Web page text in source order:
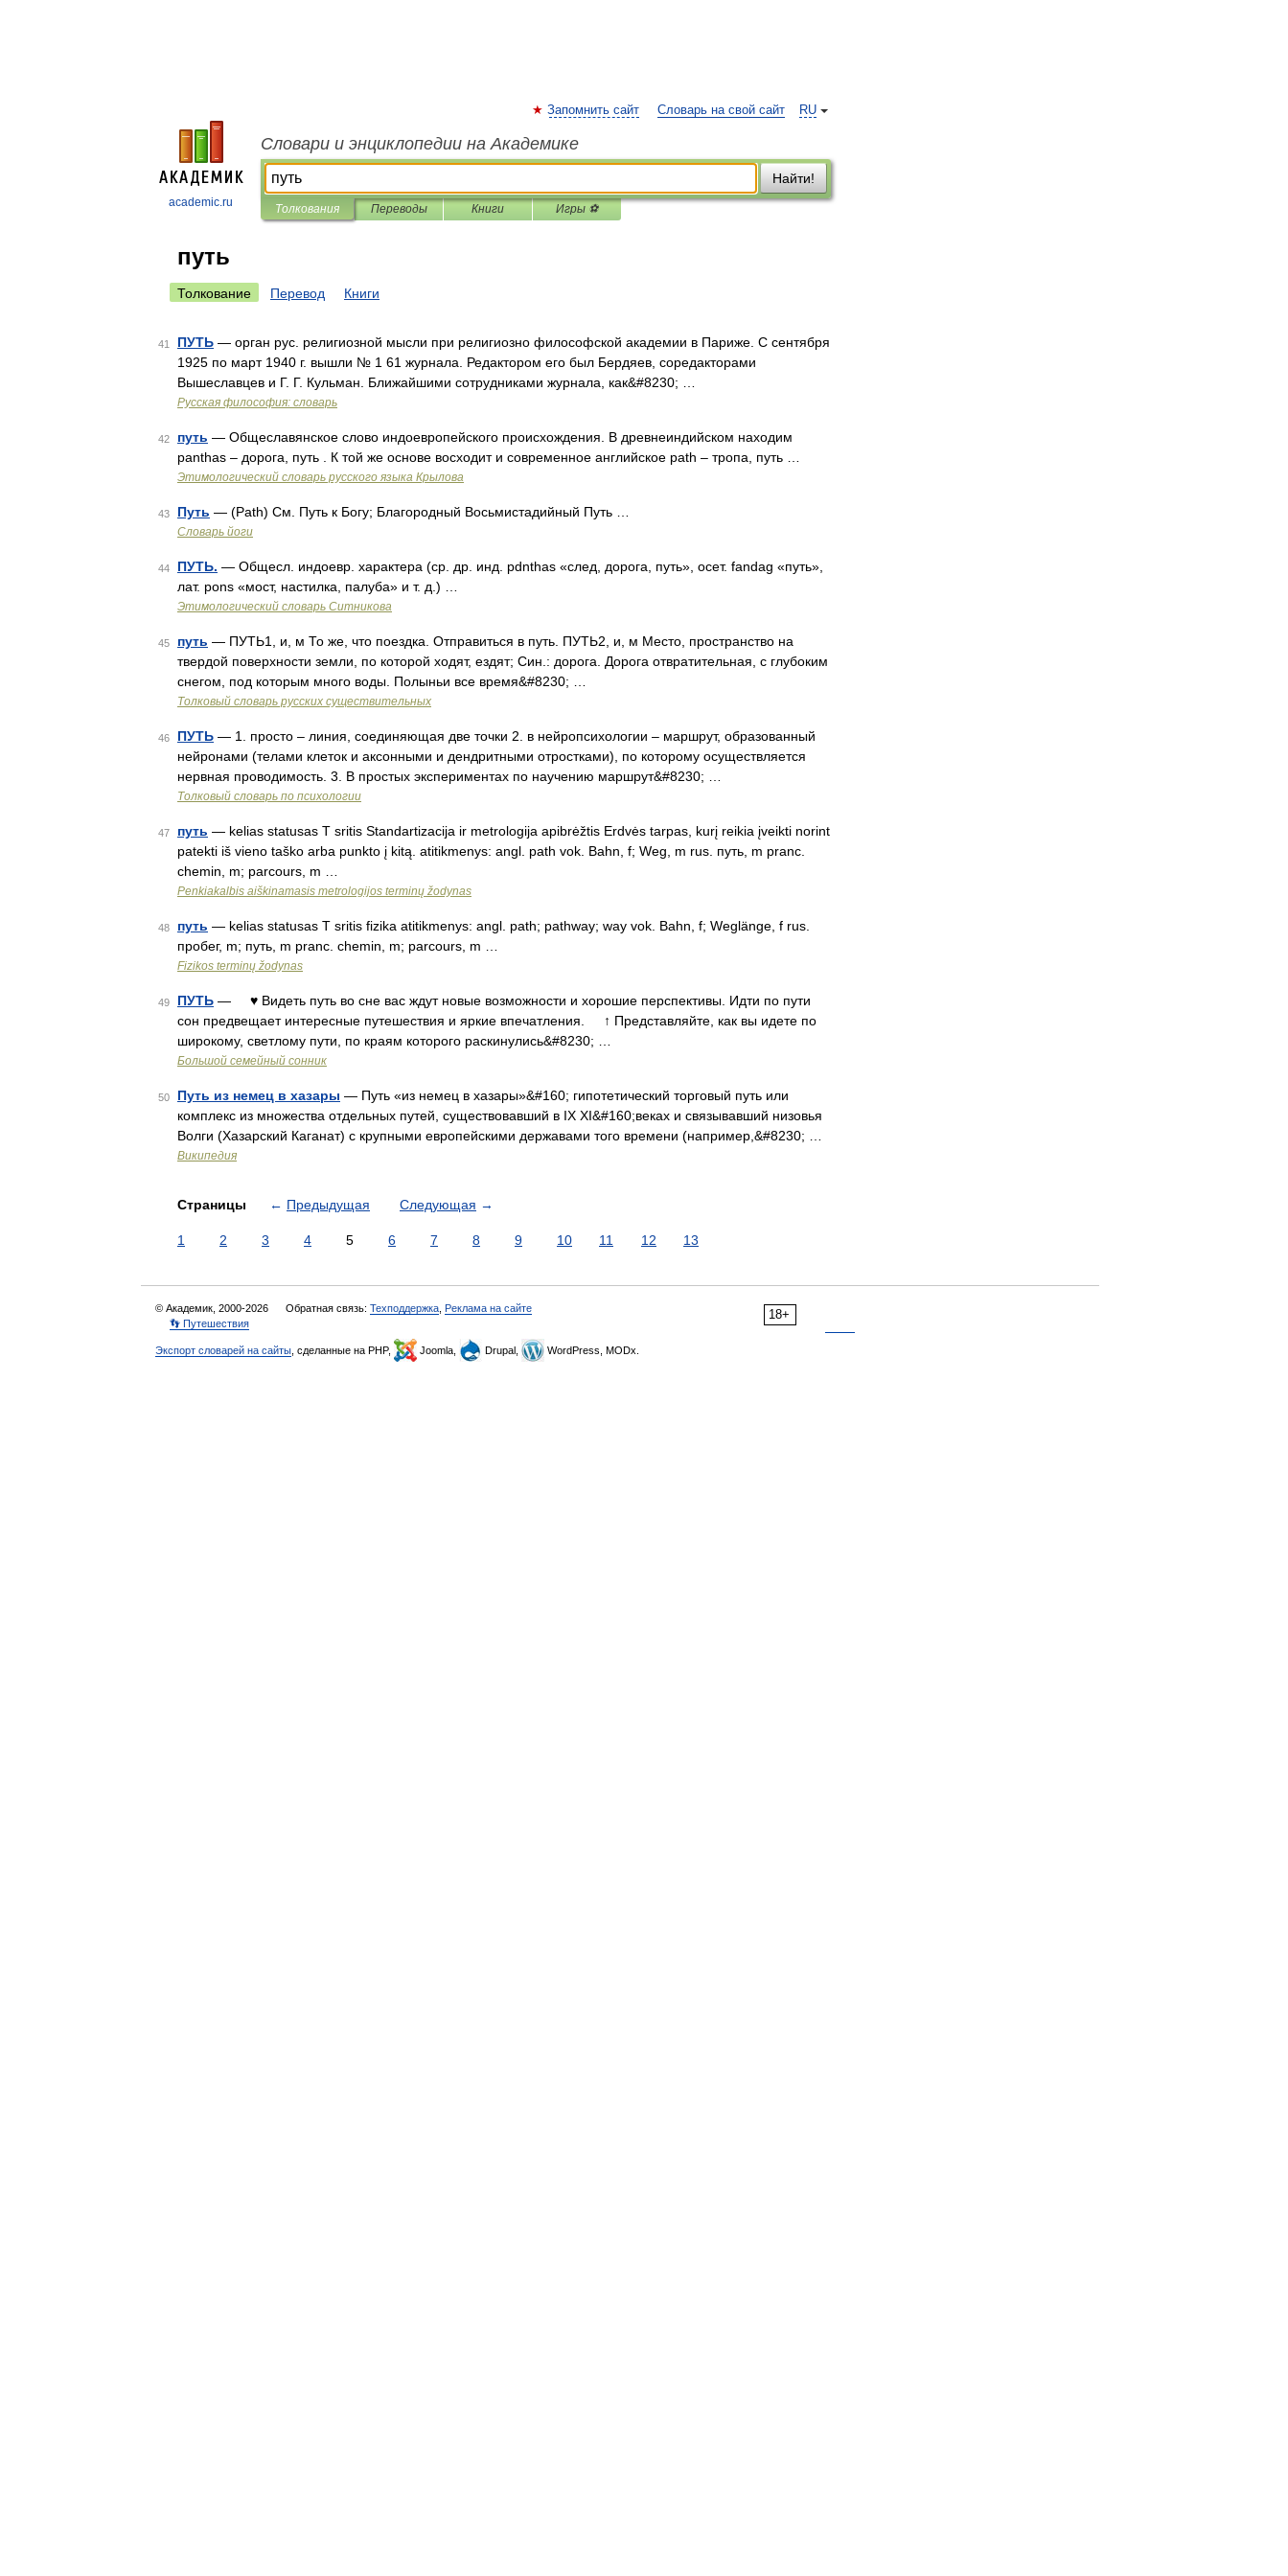
academic.ru
RU
Запомнить сайт Словарь на свой сайт
Словари и энциклопедии на Академике
Найти!
Толкования Переводы Книги Игры ⚽
путь
Толкование Перевод Книги
41 ПУТЬ — орган рус. религиозной мысли при религиозно философской академии в Париже. С сентября
1925 по март 1940 г. вышли № 1 61 журнала. Редактором его был Бердяев, соредакторами
Вышеславцев и Г. Г. Кульман. Ближайшими сотрудниками журнала, как&#8230; …
Русская философия: словарь
42 путь — Общеславянское слово индоевропейского происхождения. В древнеиндийском находим
panthas – дорога, путь . К той же основе восходит и современное английское path – тропа, путь …
Этимологический словарь русского языка Крылова
43 Путь — (Path) См. Путь к Богу; Благородный Восьмистадийный Путь …
Словарь йоги
44 ПУТЬ. — Общесл. индоевр. характера (ср. др. инд. pdnthas «след, дорога, путь», осет. fandag «путь»,
лат. pons «мост, настилка, палуба» и т. д.) …
Этимологический словарь Ситникова
45 путь — ПУТЬ1, и, м То же, что поездка. Отправиться в путь. ПУТЬ2, и, м Место, пространство на
твердой поверхности земли, по которой ходят, ездят; Син.: дорога. Дорога отвратительная, с глубоким
снегом, под которым много воды. Полыньи все время&#8230; …
Толковый словарь русских существительных
46 ПУТЬ — 1. просто – линия, соединяющая две точки 2. в нейропсихологии – маршрут, образованный
нейронами (телами клеток и аксонными и дендритными отростками), по которому осуществляется
нервная проводимость. 3. В простых экспериментах по научению маршрут&#8230; …
Толковый словарь по психологии
47 путь — kelias statusas T sritis Standartizacija ir metrologija apibrėžtis Erdvės tarpas, kurį reikia įveikti norint
patekti iš vieno taško arba punkto į kitą. atitikmenys: angl. path vok. Bahn, f; Weg, m rus. путь, m pranc.
chemin, m; parcours, m …
Penkiakalbis aiškinamasis metrologijos terminų žodynas
48 путь — kelias statusas T sritis fizika atitikmenys: angl. path; pathway; way vok. Bahn, f; Weglänge, f rus.
пробег, m; путь, m pranc. chemin, m; parcours, m …
Fizikos terminų žodynas
49 ПУТЬ — ♥ Видеть путь во сне вас ждут новые возможности и хорошие перспективы. Идти по пути
сон предвещает интересные путешествия и яркие впечатления. ↑ Представляйте, как вы идете по
широкому, светлому пути, по краям которого раскинулись&#8230; …
Большой семейный сонник
50 Путь из немец в хазары — Путь «из немец в хазары»&#160; гипотетический торговый путь или
комплекс из множества отдельных путей, существовавший в IX XI&#160;веках и связывавший низовья
Волги (Хазарский Каганат) с крупными европейскими державами того времени (например,&#8230; …
Википедия
Страницы ← Предыдущая Следующая →
1 2 3 4 5 6 7 8 9 10 11 12 13
18+
© Академик, 2000-2026 Обратная связь: Техподдержка Реклама на сайте
👣 Путешествия
Экспорт словарей на сайты , сделанные на PHP, Joomla, Drupal, WordPress, MODx.